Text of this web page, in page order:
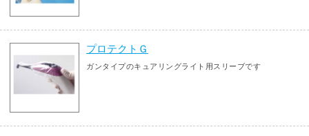
プロテクトＧ
ガンタイプのキュアリングライト用スリーブです